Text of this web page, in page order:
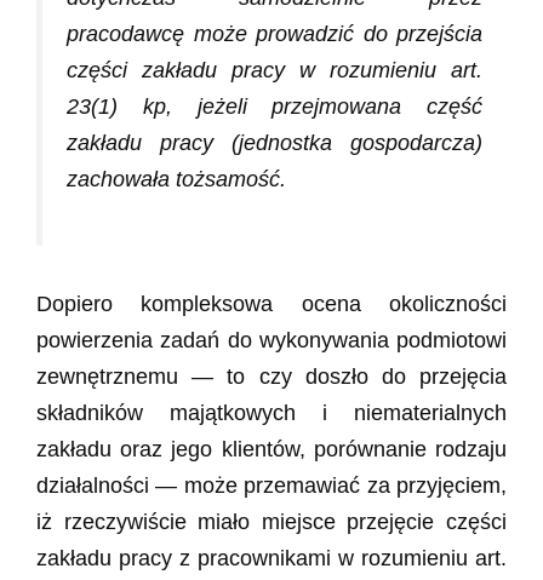
pracodawcę może prowadzić do przejścia
części zakładu pracy w rozumieniu art.
23(1) kp, jeżeli przejmowana część
zakładu pracy (jednostka gospodarcza)
zachowała tożsamość.
Dopiero kompleksowa ocena okoliczności
powierzenia zadań do wykonywania podmiotowi
zewnętrznemu — to czy doszło do przejęcia
składników majątkowych i niematerialnych
zakładu oraz jego klientów, porównanie rodzaju
działalności — może przemawiać za przyjęciem,
iż rzeczywiście miało miejsce przejęcie części
zakładu pracy z pracownikami w rozumieniu art.